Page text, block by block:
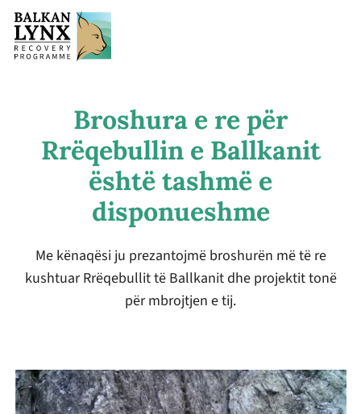
Broshura e re për
Rrëqebullin e Ballkanit
është tashmë e
disponueshme
Me kënaqësi ju prezantojmë broshurën më të re
kushtuar Rrëqebullit të Ballkanit dhe projektit tonë
për mbrojtjen e tij.